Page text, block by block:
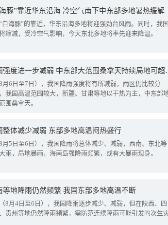
豚”靠近华东沿海 冷空气南下中东部多地暑热缓解
白海豚”的靠近，华东沿海多地将迎强劲台风雨。同时，我国
缩减，受冷空气影响，今天东北多地将率先迎来降温。
我国降雨强度
月6日至7日），我国降雨强度将有所减弱，雨区仍比较分
我国高温范围较大，新疆、甘肃等地以干热为主，中东部
围桑拿天。
整体减少减弱 东部多地高温闷热盛行
月5日至6日），我国降雨将总体减少、减弱，西南、东北等
雨，局地暴雨，海南岛强降雨频繁，或有大暴雨现身。
等地降雨仍然频繁 我国东部多地高温不断
8月4日至6日），我国降雨逐步减少、减弱，但在陕西、四
贵州等地仍然降雨频繁，需防范连续降雨可能引发的次生